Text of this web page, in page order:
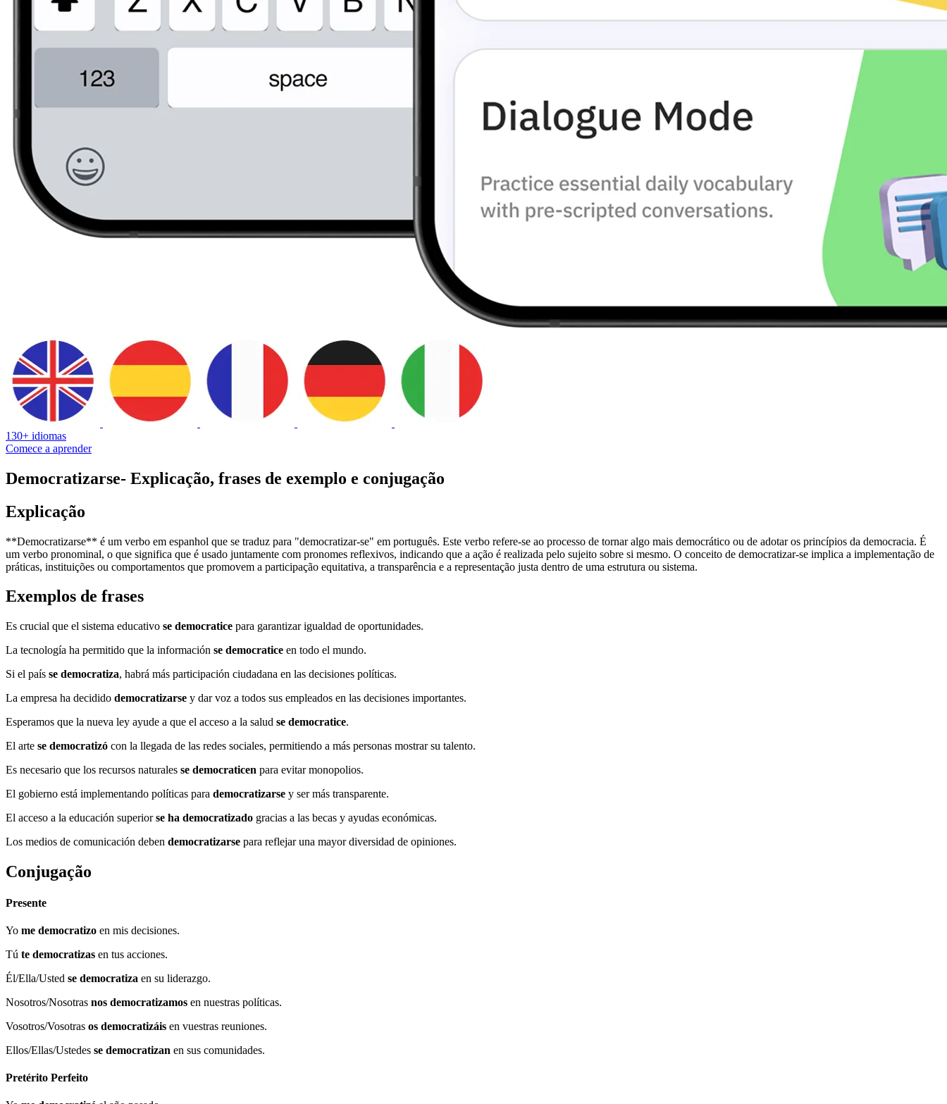
130+ idiomas
Comece a aprender
Democratizarse- Explicação, frases de exemplo e conjugação
Explicação
**Democratizarse** é um verbo em espanhol que se traduz para "democratizar-se" em português. Este verbo refere-se ao processo de tornar algo mais democrático ou de adotar os princípios da democracia. É
um verbo pronominal, o que significa que é usado juntamente com pronomes reflexivos, indicando que a ação é realizada pelo sujeito sobre si mesmo. O conceito de democratizar-se implica a implementação de
práticas, instituições ou comportamentos que promovem a participação equitativa, a transparência e a representação justa dentro de uma estrutura ou sistema.
Exemplos de frases
Es crucial que el sistema educativo se democratice para garantizar igualdad de oportunidades.
La tecnología ha permitido que la información se democratice en todo el mundo.
Si el país se democratiza, habrá más participación ciudadana en las decisiones políticas.
La empresa ha decidido democratizarse y dar voz a todos sus empleados en las decisiones importantes.
Esperamos que la nueva ley ayude a que el acceso a la salud se democratice.
El arte se democratizó con la llegada de las redes sociales, permitiendo a más personas mostrar su talento.
Es necesario que los recursos naturales se democraticen para evitar monopolios.
El gobierno está implementando políticas para democratizarse y ser más transparente.
El acceso a la educación superiorse ha democratizado gracias a las becas y ayudas económicas.
Los medios de comunicación deben democratizarse para reflejar una mayor diversidad de opiniones.
Conjugação
Presente
Yo me democratizo en mis decisiones.
Tú te democratizas en tus acciones.
Él/Ella/Usted se democratiza en su liderazgo.
Nosotros/Nosotras nos democratizamos en nuestras políticas.
Vosotros/Vosotras os democratizáis en vuestras reuniones.
Ellos/Ellas/Ustedes se democratizan en sus comunidades.
Pretérito Perfeito